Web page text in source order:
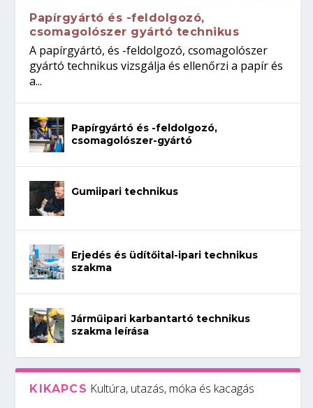
Papírgyártó és -feldolgozó,
csomagolószer gyártó technikus
A papírgyártó, és -feldolgozó, csomagolószer
gyártó technikus vizsgálja és ellenőrzi a papír és
a...
Papírgyártó és -feldolgozó,
csomagolószer-gyártó
Gumiipari technikus
Erjedés és üdítőital-ipari technikus
szakma
Járműipari karbantartó technikus
szakma leírása
KIKAPCS Kultúra, utazás, móka és kacagás